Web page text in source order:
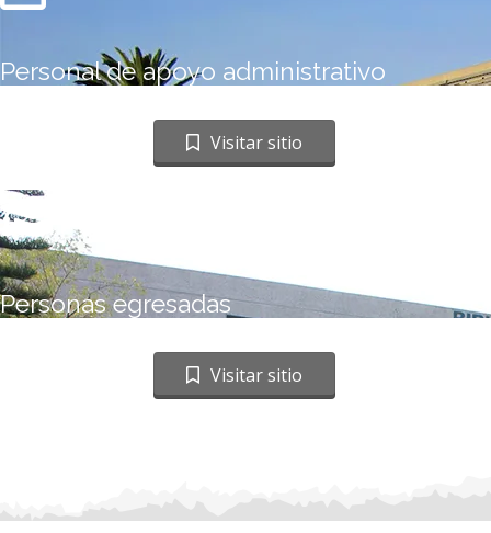
Personal de apoyo administrativo
Ir a sitio web
Visitar sitio
Personas egresadas
Ir a sitio web
Visitar sitio